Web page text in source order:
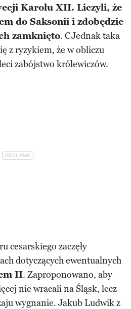
Karolu XII. Liczyli, że
do Saksonii i zdobędzie
zamknięto. CJednak taka
z ryzykiem, że w obliczu
zabójstwo królewiczów.
cesarskiego zaczęły
dotyczących ewentualnych
II. Zaproponowano, aby
nie wracali na Śląsk, lecz
wygnanie. Jakub Ludwik z